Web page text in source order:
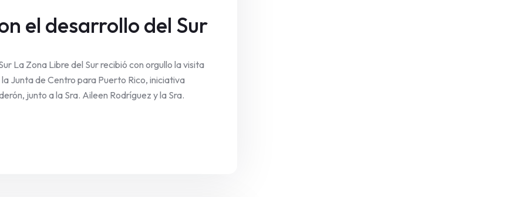
el desarrollo del Sur
La Zona Libre del Sur recibió con orgullo la visita
Junta de Centro para Puerto Rico, iniciativa
junto a la Sra. Aileen Rodríguez y la Sra.